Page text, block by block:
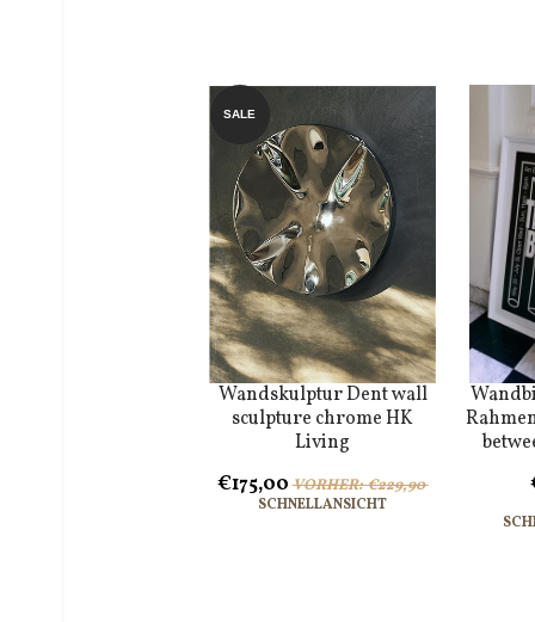
Wandskulptur Dent wall
sculpture chrome HK
Living
SALE
€175,00 VORHER: €229,90
SCHNELLANSICHT